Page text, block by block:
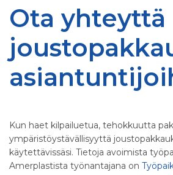
Ota yhteyttä
Kun haet kilpailuetua, tehokkuutta
ympäristöystävällisyyttä
käytettävissäsi. Tietoja avoimista
Amerplastista työnantajana on